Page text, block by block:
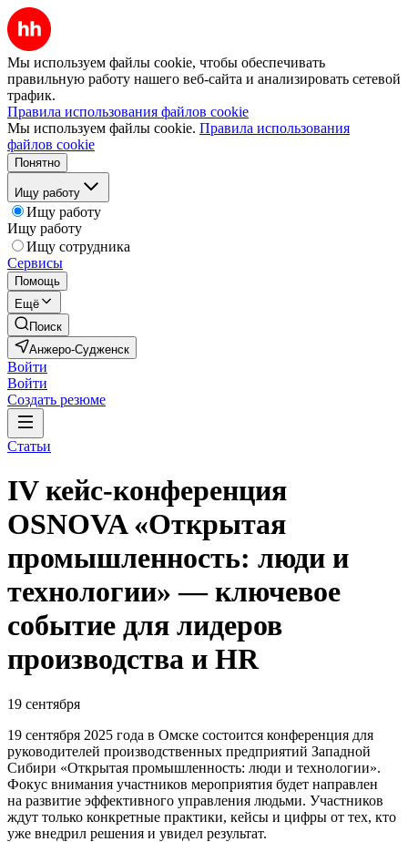
Мы используем файлы cookie, чтобы обеспечивать
правильную работу нашего веб-сайта и анализировать сетевой
трафик.
Правила использования файлов cookie
Мы используем файлы cookie. Правила использования
файлов cookie
Понятно
Ищу работу
Ищу работу
Ищу работу
Ищу сотрудника
Сервисы
Помощь
Ещё
Поиск
Анжеро-Судженск
Войти
Войти
Создать резюме
Статьи
IV кейс-конференция
OSNOVA «Открытая
промышленность: люди и
технологии» — ключевое
событие для лидеров
производства и HR
19 сентября
19 сентября 2025 года в Омске состоится конференция для
руководителей производственных предприятий Западной
Сибири «Открытая промышленность: люди и технологии».
Фокус внимания участников мероприятия будет направлен
на развитие эффективного управления людьми. Участников
ждут только конкретные практики, кейсы и цифры от тех, кто
уже внедрил решения и увидел результат.